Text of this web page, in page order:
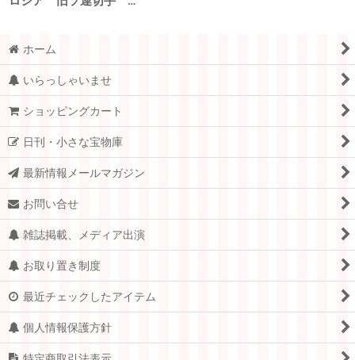
ホーム
いらっしゃいませ
ショッピングカート
日刊・小さな宝物庫
最新情報メールマガジン
お問い合せ
雑誌掲載、メディア出演
お取り置き制度
最近チェックしたアイテム
個人情報保護方針